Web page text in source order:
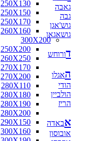
250X130
250X150
250X170
260X160
300X200
250X200
260X250
270X170
270X200
280X110
280X180
280X190
280X200
290X150
300X160
גאבה
גבה
גוש'אגן
גושאגאן
דורוחש
האגלו
הודי
הולביין
הריז
אבאדה
אובוסון